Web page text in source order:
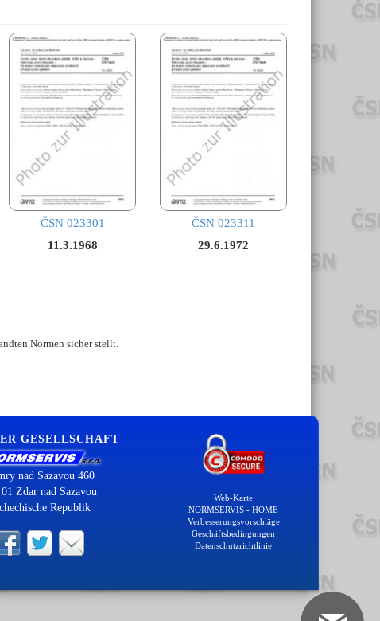
ČSN 023301
11.3.1968
ČSN 023311
29.6.1972
Normen sicher stellt.
GESELLSCHAFT
nad Sazavou 460
Zdar nad Sazavou
Republik
Web-Karte
NORMSERVIS - HOME
Verbesserungsvorschläge
Geschäftsbedingungen
Datenschutzrichtlinie